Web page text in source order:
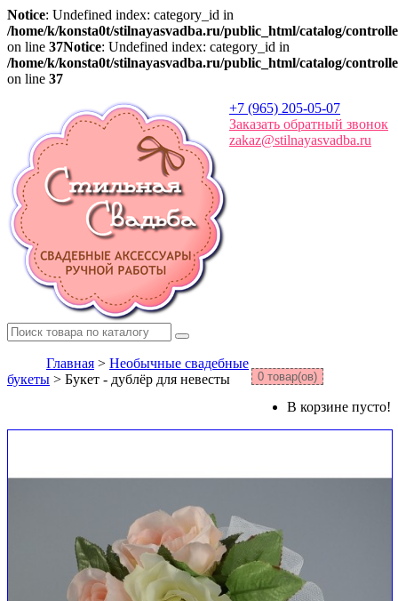
Notice: Undefined index: category_id in
/home/k/konsta0t/stilnayasvadba.ru/public_html/catalog/
on line 37Notice: Undefined index: category_id in
/home/k/konsta0t/stilnayasvadba.ru/public_html/catalog/
on line 37
+7 (965) 205-05-07
Заказать обратный звонок
zakaz@stilnayasvadba.ru
0 товар(ов)
В корзине пусто!
Главная > Необычные свадебные
букеты > Букет - дублёр для невесты